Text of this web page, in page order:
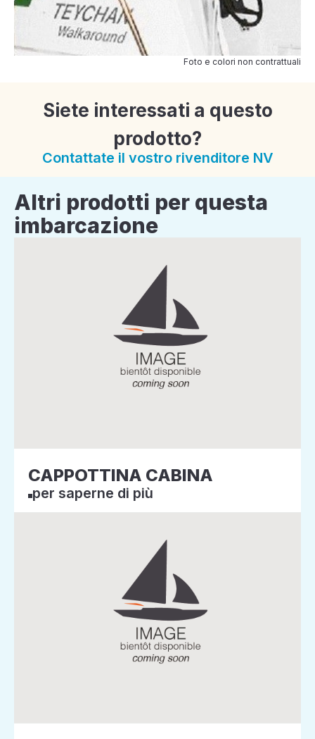
Foto e colori non contrattuali
Siete interessati a questo
prodotto?
Contattate il vostro rivenditore NV
Altri prodotti per questa
imbarcazione
CAPPOTTINA CABINA
per saperne di più